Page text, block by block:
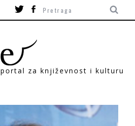
portal za književnost i kulturu